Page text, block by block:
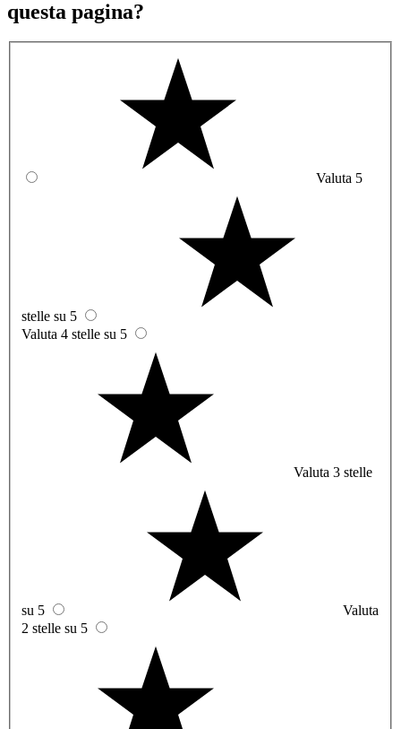
questa pagina?
Valuta 5
stelle su 5
Valuta 4 stelle su 5
Valuta 3 stelle
su 5
Valuta
2 stelle su 5